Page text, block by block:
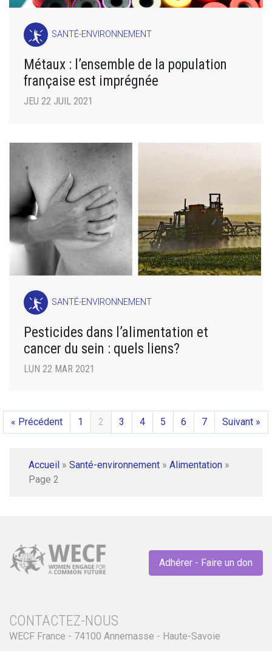
SANTÉ-ENVIRONNEMENT
Métaux : l’ensemble de la population
française est imprégnée
JEU 22 JUIL 2021
SANTÉ-ENVIRONNEMENT
Pesticides dans l’alimentation et
cancer du sein : quels liens?
LUN 22 MAR 2021
« Précédent 1 2 3 4 5 6 7 Suivant »
Accueil » Santé-environnement » Alimentation »
Page 2
Adhérer - Faire un don
CONTACTEZ-NOUS
WECF France - 74100 Annemasse - Haute-Savoie